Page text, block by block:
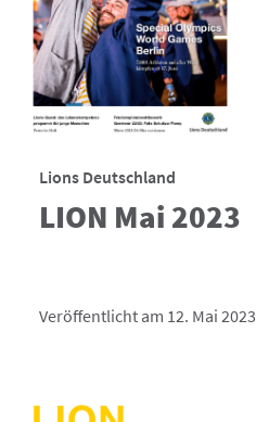
Lions Deutschland
LION Mai 2023
Veröffentlicht am 12. Mai 2023